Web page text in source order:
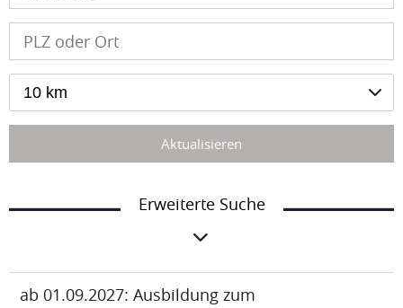
10 km
Aktualisieren
Erweiterte Suche
ab 01.09.2027: Ausbildung zum